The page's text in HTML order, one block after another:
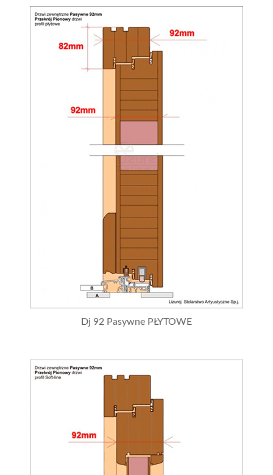
Dj 92 Pasywne PŁYTOWE